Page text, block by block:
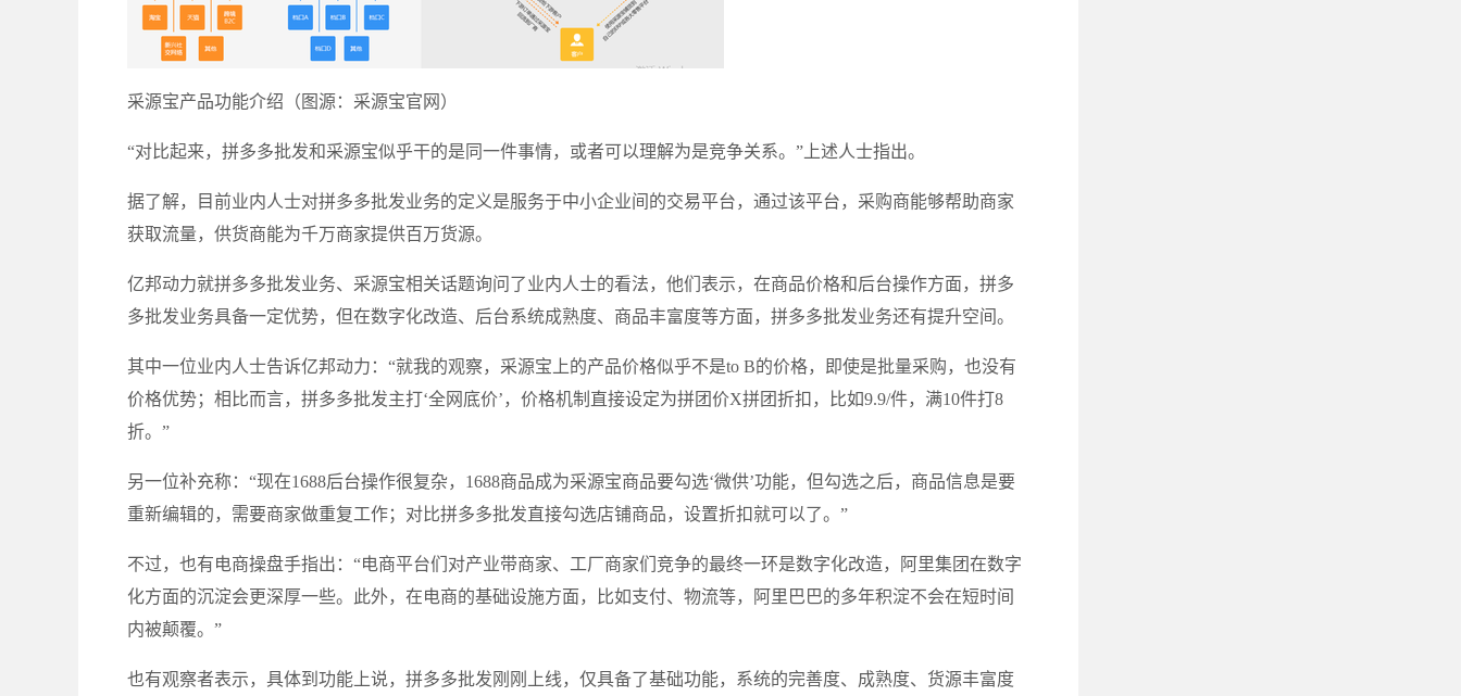
采源宝产品功能介绍（图源：采源宝官网）
“对比起来，拼多多批发和采源宝似乎干的是同一件事情，或者可以理解为是竞争关系。”上述人士指出。
据了解，目前业内人士对拼多多批发业务的定义是服务于中小企业间的交易平台，通过该平台，采购商能够帮助商家
获取流量，供货商能为千万商家提供百万货源。
亿邦动力就拼多多批发业务、采源宝相关话题询问了业内人士的看法，他们表示，在商品价格和后台操作方面，拼多
多批发业务具备一定优势，但在数字化改造、后台系统成熟度、商品丰富度等方面，拼多多批发业务还有提升空间。
其中一位业内人士告诉亿邦动力：“就我的观察，采源宝上的产品价格似乎不是to B的价格，即使是批量采购，也没有
价格优势；相比而言，拼多多批发主打‘全网底价’，价格机制直接设定为拼团价X拼团折扣，比如9.9/件，满10件打8
折。”
另一位补充称：“现在1688后台操作很复杂，1688商品成为采源宝商品要勾选‘微供’功能，但勾选之后，商品信息是要
重新编辑的，需要商家做重复工作；对比拼多多批发直接勾选店铺商品，设置折扣就可以了。”
不过，也有电商操盘手指出：“电商平台们对产业带商家、工厂商家们竞争的最终一环是数字化改造，阿里集团在数字
化方面的沉淀会更深厚一些。此外，在电商的基础设施方面，比如支付、物流等，阿里巴巴的多年积淀不会在短时间
内被颠覆。”
也有观察者表示，具体到功能上说，拼多多批发刚刚上线，仅具备了基础功能，系统的完善度、成熟度、货源丰富度